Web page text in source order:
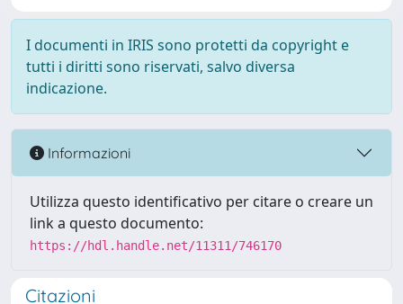
I documenti in IRIS sono protetti da copyright e
tutti i diritti sono riservati, salvo diversa
indicazione.
Informazioni
Utilizza questo identificativo per citare o creare un
link a questo documento:
https://hdl.handle.net/11311/746170
Citazioni